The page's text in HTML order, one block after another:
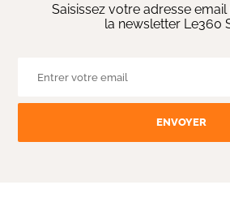
Saisissez votre adresse
la newsletter Le360
ENVOYER